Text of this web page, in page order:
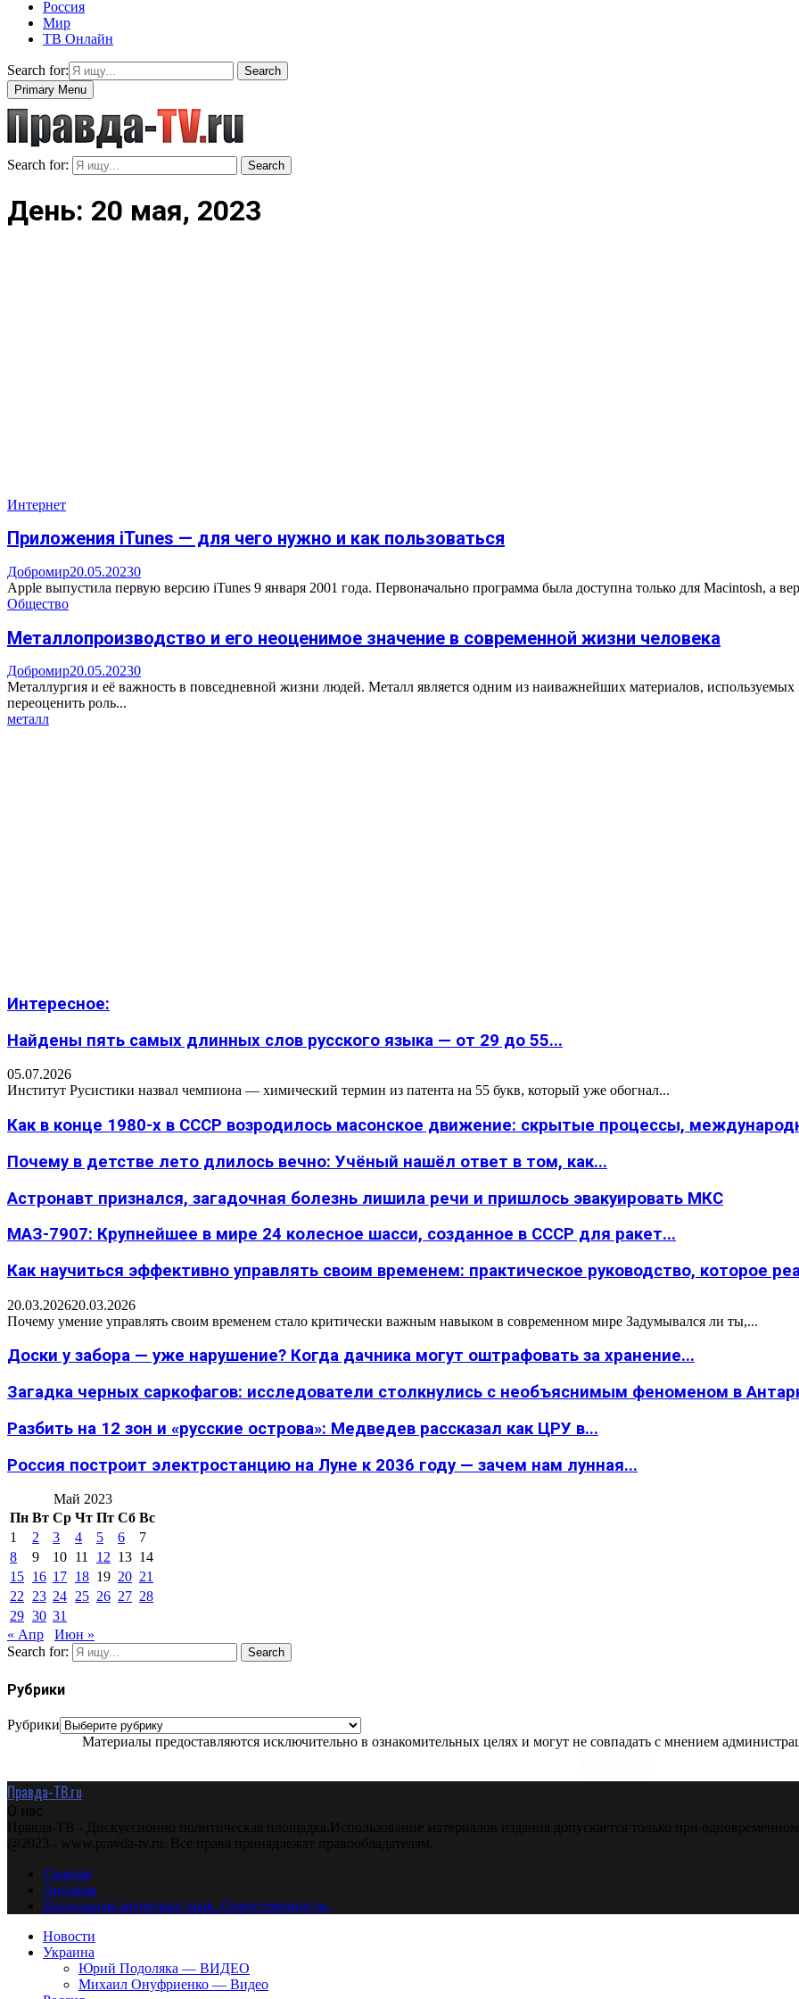
Россия
Мир
ТВ Онлайн
Search for:
Search
Primary Menu
Search for: Search
День: 20 мая, 2023
Интернет
Приложения iTunes — для чего нужно и как пользоваться
Добромир20.05.20230
Apple выпустила первую версию iTunes 9 января 2001 года. Первоначально программа была доступна только для Macintosh, а
Общество
Металлопроизводство и его неоценимое значение в современной жизни человека
Добромир20.05.20230
Металлургия и её важность в повседневной жизни людей. Металл является одним из наиважнейших материалов,
переоценить роль...
металл
Интересное:
Найдены пять самых длинных слов русского языка — от 29 до 55...
05.07.2026
Институт Русистики назвал чемпиона — химический термин из патента на 55 букв, который уже обогнал...
Как в конце 1980-х в СССР возродилось масонское движение: скрытые процессы,
Почему в детстве лето длилось вечно: Учёный нашёл ответ в том, как...
Астронавт признался, загадочная болезнь лишила речи и пришлось эвакуировать МКС
МАЗ-7907: Крупнейшее в мире 24 колесное шасси, созданное в СССР для ракет...
Как научиться эффективно управлять своим временем: практическое руководство, которое
20.03.202620.03.2026
Почему умение управлять своим временем стало критически важным навыком в современном мире Задумывался ли ты,...
Доски у забора — уже нарушение? Когда дачника могут оштрафовать за хранение...
Загадка черных саркофагов: исследователи столкнулись с необъяснимым феноменом в
Разбить на 12 зон и «русские острова»: Медведев рассказал как ЦРУ в...
Россия построит электростанцию на Луне к 2036 году — зачем нам лунная...
Май 2023
Пн Вт Ср Чт Пт Сб Вс
1
2 3 4 5 6
7
8
9 10 11 12 13 14
15 16 17 18 19 20 21
22
23 24 25 26 27 28
29 30 31
« Апр
Июн »
Search for:
Search
Рубрики
Рубрики
Материалы предоставляются исключительно в ознакомительных целях и могут не совпадать с мнением
Правда-ТВ.ru
О нас
Правда-ТВ - Дискуссионно политическая площадка.Использование материалов издания допускается только при
@2023 - www.pravda-tv.ru. Все права принадлежат правообладателям.
Главная
Авторам
Владельцам авторских прав. Ответственности.
Новости
Украина
Юрий Подоляка — ВИДЕО
Михаил Онуфриенко — Видео